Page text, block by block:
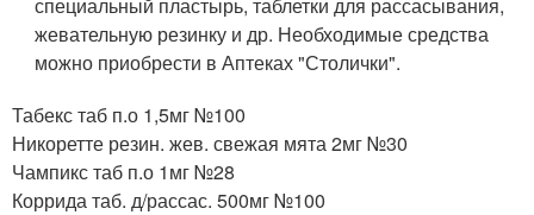
жевательную резинку и др. Необходимые средства
можно приобрести в Аптеках "Столички".
Табекс таб п.о 1,5мг №100
Никоретте резин. жев. свежая мята 2мг №30
Чампикс таб п.о 1мг №28
Коррида таб. д/рассас. 500мг №100